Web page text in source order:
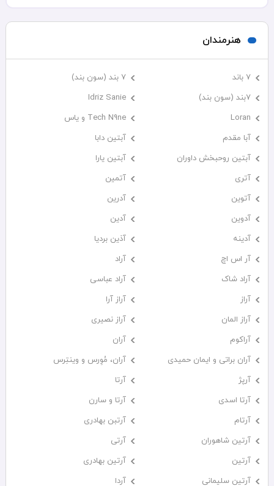
هنرمندان
7 باند
7 بند (سون بند)
۷بند (سون بند)
Idriz Sanie
Loran
Tech N9ne و یاس
آبا مقدم
آبتین دابا
آبتین روحبخش داوران
آبتین یارا
آتری
آتمین
آتوین
آدرین
آدوین
آدین
آدینه
آذین بردیا
آر اس اچ
آراد
آراد شاک
آراد عباسی
آراز
آراز آرا
آراز المان
آراز نصیری
آراکوم
آران
آران براتی و ایمان حمیدی
آران، مُوِرس و وینتِرس
آرپژ
آرتا
آرتا اسدی
آرتا و سارن
آرتام
آرتبن بهادری
آرتين شاهوران
آرتی
آرتین
آرتین بهادری
آرتین سلیمانی
آردا